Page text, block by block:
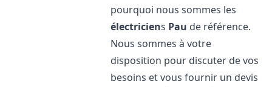
pourquoi nous sommes les
électriciens Pau de référence.
Nous sommes à votre
disposition pour discuter de vos
besoins et vous fournir un devis